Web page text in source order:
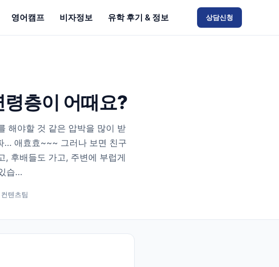
영어캠프 비자정보 유학 후기 & 정보 상담신청
층이 어때요?
해야할 것 같은 압박을 많이 받
... 애효효~~~ 그러나 보면 친구
, 후배들도 가고, 주변에 부럽게
습...
텐츠팀